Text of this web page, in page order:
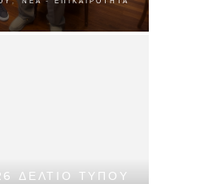
ΔΕΛΤΙΟ ΤΥΠΟΥ